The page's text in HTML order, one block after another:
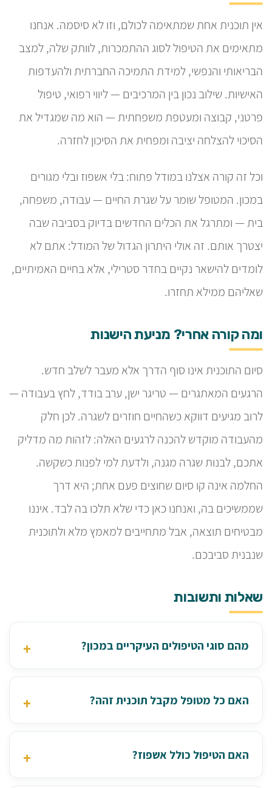
אין תוכנית אחת שמתאימה לכולם, וזו לא סיסמה. אנחנו
מתאימים את הטיפול לסוג ההתמכרות, לוותק שלה, למצב
הבריאותי והנפשי, למידת התמיכה החברתית ולהעדפות
האישיות. שילוב נכון בין המרכיבים — ליווי רפואי, טיפול
פרטני, קבוצה ומעטפת משפחתית — הוא מה שמגדיל את
הסיכוי להצלחה יציבה ומפחית את הסיכון לחזרה.
וכל זה קורה אצלנו במודל פתוח: בלי אשפוז ובלי מגורים
במכון. המטופל שומר על שגרת החיים — עבודה, משפחה,
בית — ומתרגל את הכלים החדשים בדיוק בסביבה שבה
יצטרך אותם. זה אולי היתרון הגדול של המודל: אתם לא
לומדים להישאר נקיים בחדר סטרילי, אלא בחיים האמיתיים,
שאליהם ממילא תחזרו.
ומה קורה אחרי? מניעת הישנות
סיום התוכנית אינו סוף הדרך אלא מעבר לשלב חדש.
הרגעים המאתגרים — טריגר ישן, ערב בודד, לחץ בעבודה —
לרוב מגיעים דווקא כשהחיים חוזרים לשגרה. לכן חלק
מהעבודה מוקדש להכנה לרגעים האלה: לזהות מה מדליק
אתכם, לבנות שגרה מגנה, ולדעת למי לפנות כשקשה.
החלמה אינה קו סיום שחוצים פעם אחת; היא דרך
שממשיכים בה, ואנחנו כאן כדי שלא תלכו בה לבד. איננו
מבטיחים תוצאה, אבל מתחייבים למאמץ מלא ולתוכנית
שנבנית סביבכם.
שאלות ותשובות
מהם סוגי הטיפולים העיקריים במכון?
האם כל מטופל מקבל תוכנית זהה?
האם הטיפול כולל אשפוז?